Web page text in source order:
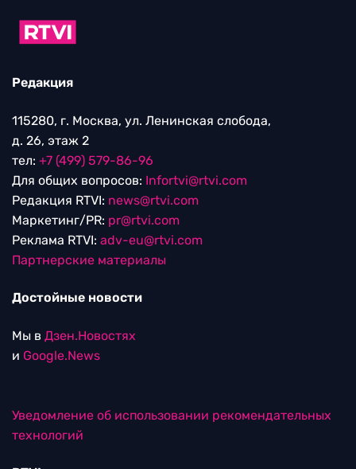
Редакция
115280, г. Москва, ул. Ленинская слобода,
д. 26, этаж 2
тел: +7 (499) 579-86-96
Для общих вопросов: Infortvi@rtvi.com
Редакция RTVI: news@rtvi.com
Маркетинг/PR: pr@rtvi.com
Реклама RTVI: adv-eu@rtvi.com
Партнерские материалы
Достойные новости
Мы в Дзен.Новостях
и Google.News
Уведомление об использовании рекомендательных
технологий